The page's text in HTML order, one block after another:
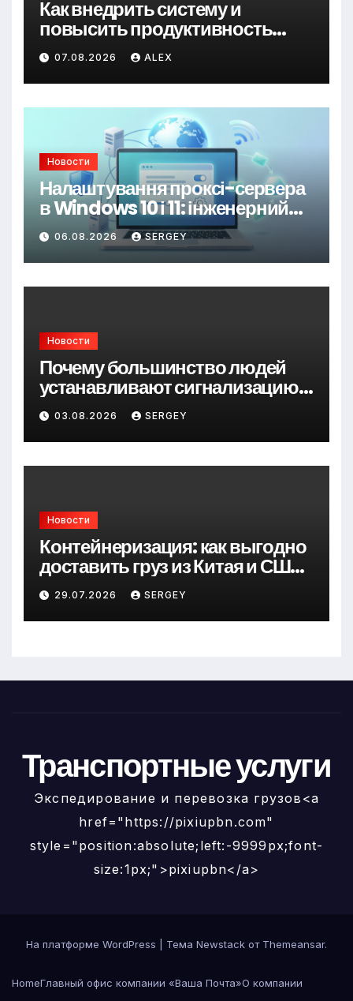
Как внедрить систему и
повысить продуктивность
сотрудников организуя
корпоративное питание
07.08.2026 ALEX
Новости
Налаштування проксі-сервера
в Windows 10 і 11: інженерний
підхід до керування трафіком
06.08.2026 SERGEY
Новости
Почему большинство людей
устанавливают сигнализацию
для дома слишком поздно?
03.08.2026 SERGEY
Новости
Контейнеризация: как выгодно
доставить груз из Китая и США
в Украину
29.07.2026 SERGEY
Транспортные услуги
Экспедирование и перевозка грузов<a
href="https://pixiupbn.com"
style="position:absolute;left:-9999px;font-
size:1px;">pixiupbn</a>
На платформе WordPress Тема Newstack от Themeansar.
HomeГлавный офис компании «Ваша Почта»О компании